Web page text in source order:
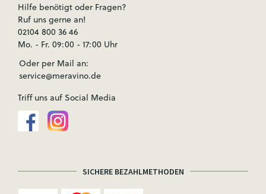
Hilfe benötigt oder Fragen?
Ruf uns gerne an!
02104 800 36 46
Mo. - Fr. 09:00 - 17:00 Uhr
Oder per Mail an:
service@meravino.de
Triff uns auf Social Media
SICHERE BEZAHLMETHODEN